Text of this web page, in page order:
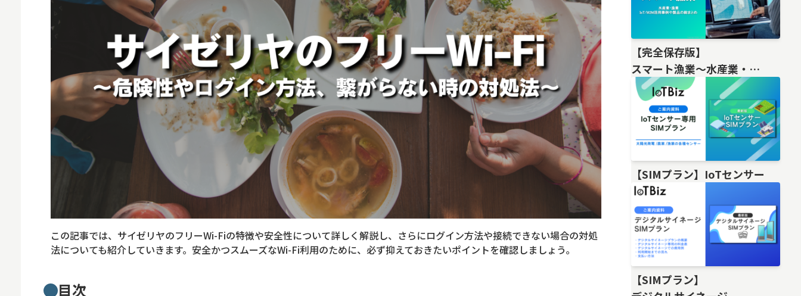
スマート漁業
PR
5G
クラウド
M2M
VPN
スマート農業
ドローン
ロボット
スマート物流
この記事では、サイゼリヤのフリーWi-Fiの特徴や安全性について詳しく解説し、さらにログイン方法や接続できない場合の対処
法についても紹介していきます。安全かつスムーズなWi-Fi利用のために、必ず抑えておきたいポイントを確認しましょう。
目次
【完全保存版】
スマート漁業〜水産業・
漁業IoT/M2M活用事例や製品の総
【SIMプラン】IoTセンサー
【SIMプラン】